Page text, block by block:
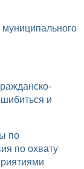
и
по охвату